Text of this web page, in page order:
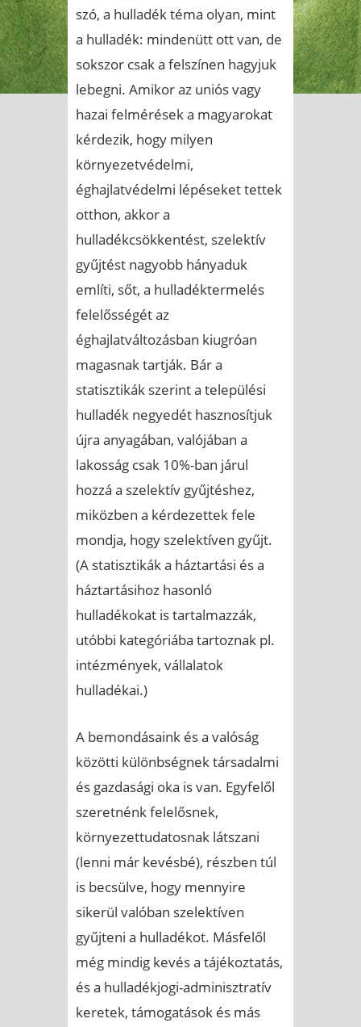
szó, a hulladék téma olyan, mint
a hulladék: mindenütt ott van, de
sokszor csak a felszínen hagyjuk
lebegni. Amikor az uniós vagy
hazai felmérések a magyarokat
kérdezik, hogy milyen
környezetvédelmi,
éghajlatvédelmi lépéseket tettek
otthon, akkor a
hulladékcsökkentést, szelektív
gyűjtést nagyobb hányaduk
említi, sőt, a hulladéktermelés
felelősségét az
éghajlatváltozásban kiugróan
magasnak tartják. Bár a
statisztikák szerint a települési
hulladék negyedét hasznosítjuk
újra anyagában, valójában a
lakosság csak 10%-ban járul
hozzá a szelektív gyűjtéshez,
miközben a kérdezettek fele
mondja, hogy szelektíven gyűjt.
(A statisztikák a háztartási és a
háztartásihoz hasonló
hulladékokat is tartalmazzák,
utóbbi kategóriába tartoznak pl.
intézmények, vállalatok
hulladékai.)
A bemondásaink és a valóság
közötti különbségnek társadalmi
és gazdasági oka is van. Egyfelől
szeretnénk felelősnek,
környezettudatosnak látszani
(lenni már kevésbé), részben túl
is becsülve, hogy mennyire
sikerül valóban szelektíven
gyűjteni a hulladékot. Másfelől
még mindig kevés a tájékoztatás,
és a hulladékjogi-adminisztratív
keretek, támogatások és más